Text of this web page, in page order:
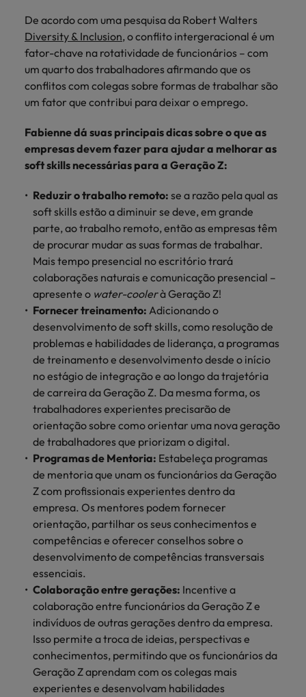
De acordo com uma pesquisa da Robert Walters
Diversity & Inclusion, o conflito intergeracional é um
fator-chave na rotatividade de funcionários – com
um quarto dos trabalhadores afirmando que os
conflitos com colegas sobre formas de trabalhar são
um fator que contribui para deixar o emprego.
Fabienne dá suas principais dicas sobre o que as
empresas devem fazer para ajudar a melhorar as
soft skills necessárias para a Geração Z:
Reduzir o trabalho remoto: se a razão pela qual as
soft skills estão a diminuir se deve, em grande
parte, ao trabalho remoto, então as empresas têm
de procurar mudar as suas formas de trabalhar.
Mais tempo presencial no escritório trará
colaborações naturais e comunicação presencial –
apresente o water-coolerà Geração Z!
Fornecer treinamento: Adicionando o
desenvolvimento de soft skills, como resolução de
problemas e habilidades de liderança, a programas
de treinamento e desenvolvimento desde o início
no estágio de integração e ao longo da trajetória
de carreira da Geração Z. Da mesma forma, os
trabalhadores experientes precisarão de
orientação sobre como orientar uma nova geração
de trabalhadores que priorizam o digital.
Programas de Mentoria: Estabeleça programas
de mentoria que unam os funcionários da Geração
Z com profissionais experientes dentro da
empresa. Os mentores podem fornecer
orientação, partilhar os seus conhecimentos e
competências e oferecer conselhos sobre o
desenvolvimento de competências transversais
essenciais.
Colaboração entre gerações: Incentive a
colaboração entre funcionários da Geração Z e
indivíduos de outras gerações dentro da empresa.
Isso permite a troca de ideias, perspectivas e
conhecimentos, permitindo que os funcionários da
Geração Z aprendam com os colegas mais
experientes e desenvolvam habilidades